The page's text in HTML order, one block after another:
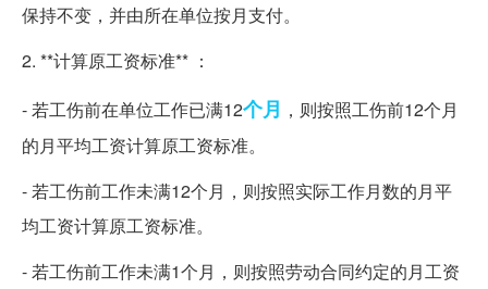
保持不变，并由所在单位按月支付。
2. **计算原工资标准** ：
- 若工伤前在单位工作已满12个月 ，则按照工伤前12个月
的月平均工资计算原工资标准。
- 若工伤前工作未满12个月，则按照实际工作月数的月平
均工资计算原工资标准。
- 若工伤前工作未满1个月，则按照劳动合同约定的月工资